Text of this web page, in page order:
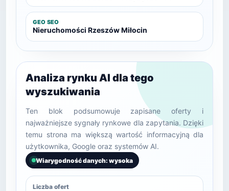
GEO SEO
Nieruchomości Rzeszów Miłocin
Analiza rynku AI dla tego
wyszukiwania
Ten blok podsumowuje zapisane oferty i
najważniejsze sygnały rynkowe dla zapytania. Dzięki
temu strona ma większą wartość informacyjną dla
użytkownika, Google oraz systemów AI.
Wiarygodność danych: wysoka
Liczba ofert